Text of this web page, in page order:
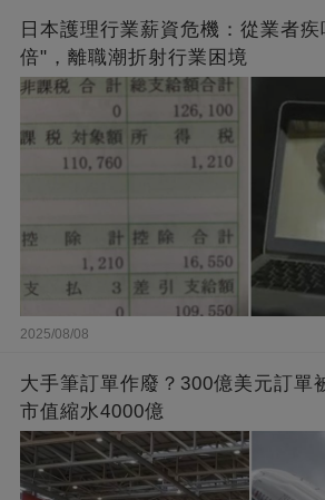
日本護理行業薪資危機：從業者
倍"，離職潮折射行業困境
2025/08/08
大手筆訂單作廢？300億美元訂單
市值縮水4000億